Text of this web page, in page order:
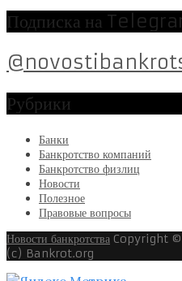
Подписка на
Рубрики
Банки
Банкротство компаний
Банкротство физлиц
Новости
Полезное
Правовые вопросы
Новости банкротства Copyright
(c) Bankrot.org